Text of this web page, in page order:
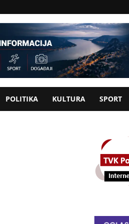
POLITIKA KULTURA SPORT